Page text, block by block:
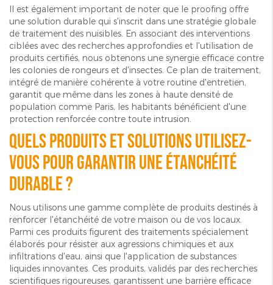
Il est également important de noter que le proofing offre
une solution durable qui s'inscrit dans une stratégie globale
de traitement des nuisibles. En associant des interventions
ciblées avec des recherches approfondies et l'utilisation de
produits certifiés, nous obtenons une synergie efficace contre
les colonies de rongeurs et d'insectes. Ce plan de traitement,
intégré de manière cohérente à votre routine d'entretien,
garantit que même dans les zones à haute densité de
population comme Paris, les habitants bénéficient d'une
protection renforcée contre toute intrusion.
Quels produits et solutions utilisez-
vous pour garantir une étanchéité
durable ?
Nous utilisons une gamme complète de produits destinés à
renforcer l'étanchéité de votre maison ou de vos locaux.
Parmi ces produits figurent des traitements spécialement
élaborés pour résister aux agressions chimiques et aux
infiltrations d'eau, ainsi que l'application de substances
liquides innovantes. Ces produits, validés par des recherches
scientifiques rigoureuses, garantissent une barrière efficace